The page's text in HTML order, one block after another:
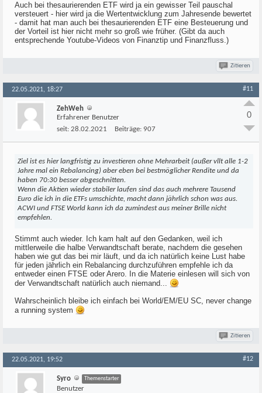
Auch bei thesaurierenden ETF wird ja ein gewisser Teil pauschal
versteuert - hier wird ja die Wertentwicklung zum Jahresende bewertet
- damit hat man auch bei thesaurierenden ETF eine Besteuerung und
der Vorteil ist hier nicht mehr so groß wie früher. (Gibt da auch
entsprechende Youtube-Videos von Finanztip und Finanzfluss.)
Zitieren
22.05.2021, 18:27 #11
ZehWeh
Erfahrener Benutzer
seit: 28.02.2021 Beiträge: 907
0
Ziel ist es hier langfristig zu investieren ohne Mehrarbeit (außer vllt alle 1-2
Jahre mal ein Rebalancing) aber eben bei bestmöglicher Rendite und da
haben 70:30 besser abgeschnitten.
Wenn die Aktien wieder stabiler laufen sind das auch mehrere Tausend
Euro die ich in die ETFs umschichte, macht dann jährlich schon was aus.
ACWI und FTSE World kann ich da zumindest aus meiner Brille nicht
empfehlen.
Stimmt auch wieder. Ich kam halt auf den Gedanken, weil ich
mittlerweile die halbe Verwandtschaft berate, nachdem die gesehen
haben wie gut das bei mir läuft, und da ich natürlich keine Lust habe
für jeden jährlich ein Rebalancing durchzuführen empfehle ich da
entweder einen FTSE oder Arero. In die Materie einlesen will sich von
der Verwandtschaft natürlich auch niemand...
Wahrscheinlich bleibe ich einfach bei World/EM/EU SC, never change
a running system
Zitieren
22.05.2021, 19:52 #12
Syro Themenstarter
Benutzer